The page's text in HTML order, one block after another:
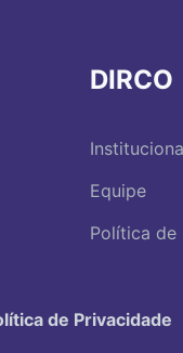
DIRCO
Equipe
Política de
de Privacidade